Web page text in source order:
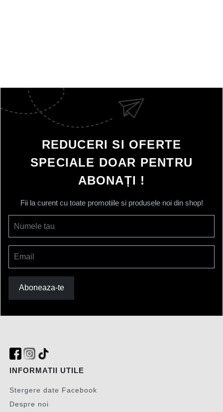
REDUCERI SI OFERTE
SPECIALE DOAR PENTRU
ABONAȚI !
Fii la curent cu toate promotiile si produsele noi din shop!
Numele tau
Email
Aboneaza-te
INFORMATII UTILE
Stergere date Facebook
Despre noi